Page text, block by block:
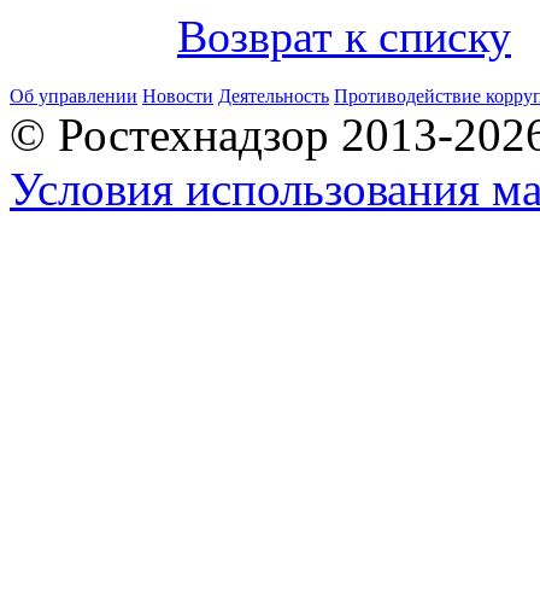
Возврат к списку
Об управлении Новости Деятельность Противодействие
© Ростехнадзор 2013-
Условия использования